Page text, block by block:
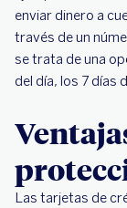
enviar dinero a
través de un
se trata de una
del día, los 7 días
Las tarjetas de